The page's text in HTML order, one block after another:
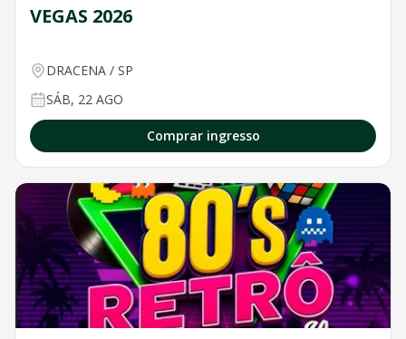
VEGAS 2026
DRACENA / SP
SÁB, 22 AGO
Comprar ingresso